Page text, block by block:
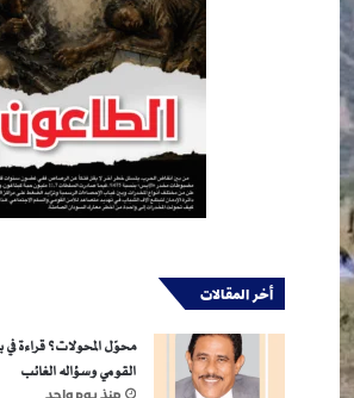
أخر المقالات
محوّل المحولات؟ قراءة في
القومي وسؤاله الغائب